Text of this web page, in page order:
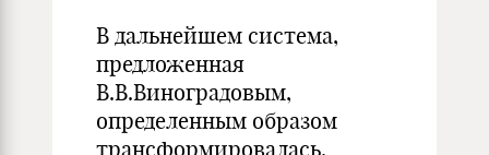
В дальнейшем система,
предложенная
В.В.Виноградовым,
определенным образом
трансформировалась.